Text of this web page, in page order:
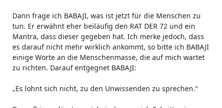
Dann frage ich BABAJI, was ist jetzt für die Menschen zu
tun. Er erwähnt eher beiläufig den RAT DER 72 und ein
Mantra, dass dieser gegeben hat. Ich merke jedoch, dass
es darauf nicht mehr wirklich ankommt, so bitte ich BABAJI
einige Worte an die Menschenmasse, die auf mich wartet
zu richten. Darauf entgegnet BABAJI:
„Es lohnt sich nicht, zu den Unwissenden zu sprechen.“